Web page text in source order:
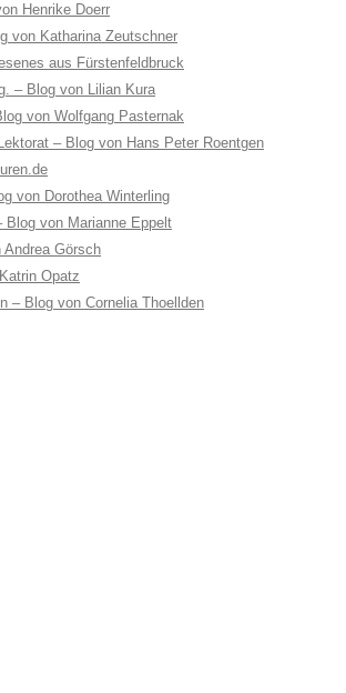
Henrike Doerr
von Katharina Zeutschner
aus Fürstenfeldbruck
– Blog von Lilian Kura
von Wolfgang Pasternak
– Blog von Hans Peter Roentgen
von Dorothea Winterling
Blog von Marianne Eppelt
Andrea Görsch
Opatz
– Blog von Cornelia Thoellden